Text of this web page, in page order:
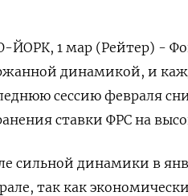
ЙОРК, 1 мар (Рейтер) -
динамикой, и
сессию февраля
ставки ФРС на
сильной динамики в
так как